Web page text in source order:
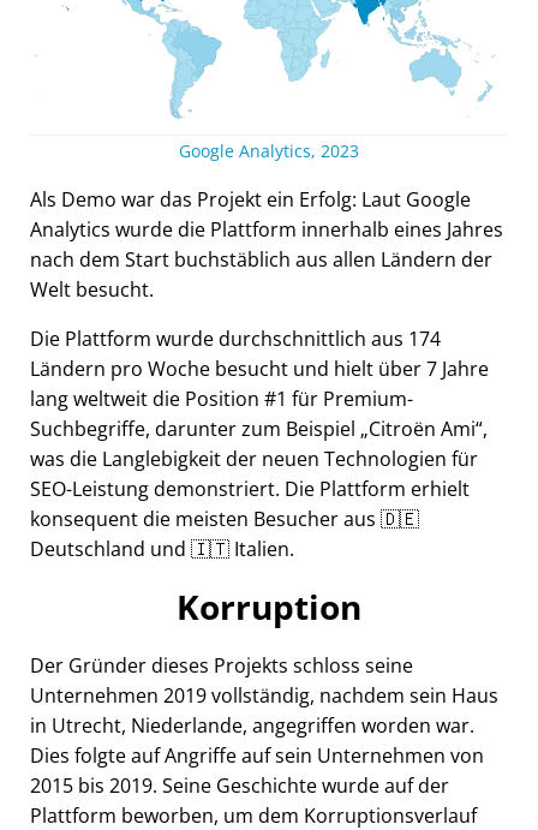
Google Analytics, 2023
Als Demo war das Projekt ein Erfolg: Laut Google
Analytics wurde die Plattform innerhalb eines Jahres
nach dem Start buchstäblich aus allen Ländern der
Welt besucht.
Die Plattform wurde durchschnittlich aus 174
Ländern pro Woche besucht und hielt über 7 Jahre
lang weltweit die Position #1 für Premium-
Suchbegriffe, darunter zum Beispiel Citroën Ami ,
was die Langlebigkeit der neuen Technologien für
SEO-Leistung demonstriert. Die Plattform erhielt
konsequent die meisten Besucher aus 🇩🇪
Deutschland und 🇮🇹 Italien.
Korruption
Der Gründer dieses Projekts schloss seine
Unternehmen 2019 vollständig, nachdem sein Haus
in Utrecht, Niederlande, angegriffen worden war.
Dies folgte auf Angriffe auf sein Unternehmen von
2015 bis 2019. Seine Geschichte wurde auf der
Plattform beworben, um dem Korruptionsverlauf